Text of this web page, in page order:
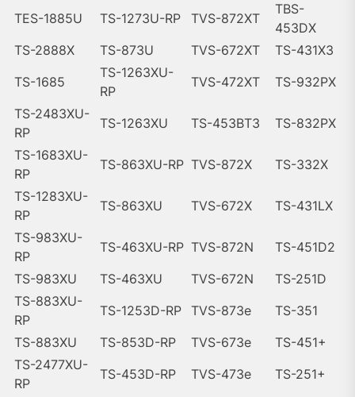
TES-1885U TS-1273U-RP TVS-872XT
TBS-
453DX
TS-2888X
TS-873U TVS-672XT
TS-431X3
TS-1685
TS-1263XU-
RP
TVS-472XT
TS-932PX
TS-2483XU-
RP
TS-1263XU TS-453BT3
TS-832PX
TS-1683XU-
RP
TS-863XU-RP TVS-872X
TS-332X
TS-1283XU-
RP
TS-863XU TVS-672X
TS-431LX
TS-983XU-
RP
TS-463XU-RP TVS-872N
TS-451D2
TS-983XU
TS-463XU TVS-672N
TS-251D
TS-883XU-
RP
TS-1253D-RP TVS-873e
TS-351
TS-883XU
TS-853D-RP TVS-673e
TS-451+
TS-2477XU-
RP
TS-453D-RP TVS-473e
TS-251+